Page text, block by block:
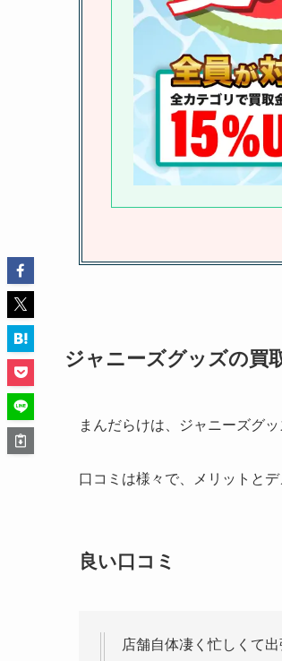
ジャニーズグッズの買
まんだらけは、ジャニーズグ
口コミは様々で、メリットと
良い口コミ
店舗自体凄く忙しくて